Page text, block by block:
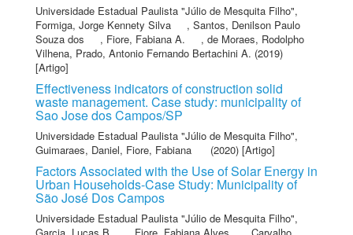
Universidade Estadual Paulista "Júlio de Mesquita Filho",
Formiga, Jorge Kennety Silva
, Santos, Denilson Paulo
Souza dos
, Fiore, Fabiana A. , de Moraes, Rodolpho
Vilhena, Prado, Antonio Fernando Bertachini A. (2019)
[Artigo]
Effectiveness indicators of construction solid
waste management. Case study: municipality of
Sao Jose dos Campos/SP
Universidade Estadual Paulista "Júlio de Mesquita Filho",
Guimaraes, Daniel, Fiore, Fabiana (2020) [Artigo]
Factors Associated with the Use of Solar Energy in
Urban Households-Case Study: Municipality of
São José Dos Campos
Universidade Estadual Paulista "Júlio de Mesquita Filho",